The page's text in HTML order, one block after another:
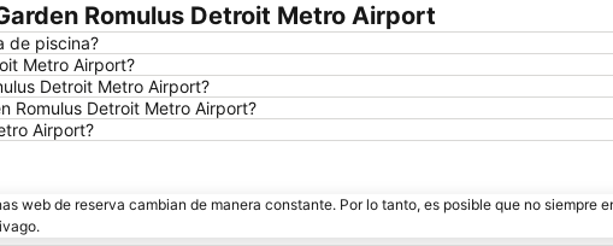
Romulus Detroit Metro Airport
de piscina?
Metro Airport?
Detroit Metro Airport?
Romulus Detroit Metro Airport?
Airport?
web de reserva cambian de manera constante. Por lo tanto, es posible que no siempre